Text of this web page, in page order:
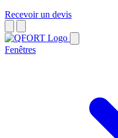
Recevoir un devis
Fenêtres